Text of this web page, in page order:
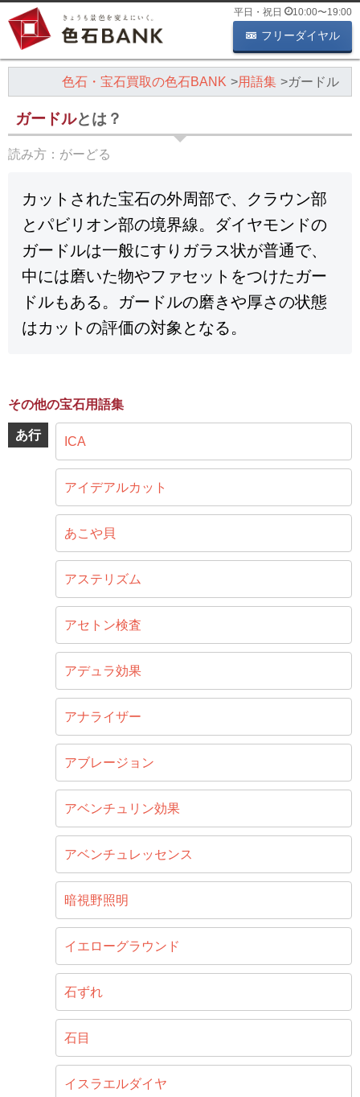
平日・祝日 10:00〜19:00
フリーダイヤル
色石・宝石買取の色石BANK 用語集 ガードル
ガードルとは？
読み方： がーどる
カットされた宝石の外周部で、クラウン部
とパビリオン部の境界線。ダイヤモンドの
ガードルは一般にすりガラス状が普通で、
中には磨いた物やファセットをつけたガー
ドルもある。ガードルの磨きや厚さの状態
はカットの評価の対象となる。
その他の宝石用語集
あ行 ICA
アイデアルカット
あこや貝
アステリズム
アセトン検査
アデュラ効果
アナライザー
アブレージョン
アベンチュリン効果
アベンチュレッセンス
暗視野照明
イエローグラウンド
石ずれ
石目
イスラエルダイヤ